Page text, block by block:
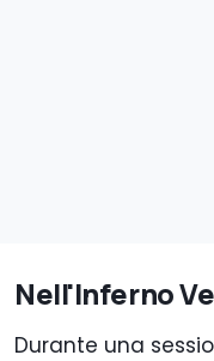
Nell'Inferno
Durante una